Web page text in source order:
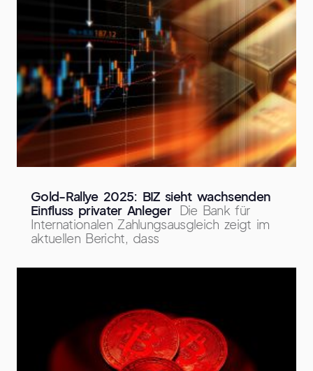
Gold-Rallye 2025: BIZ sieht wachsenden
Einfluss privater Anleger Die Bank für
Internationalen Zahlungsausgleich zeigt im
aktuellen Bericht, dass